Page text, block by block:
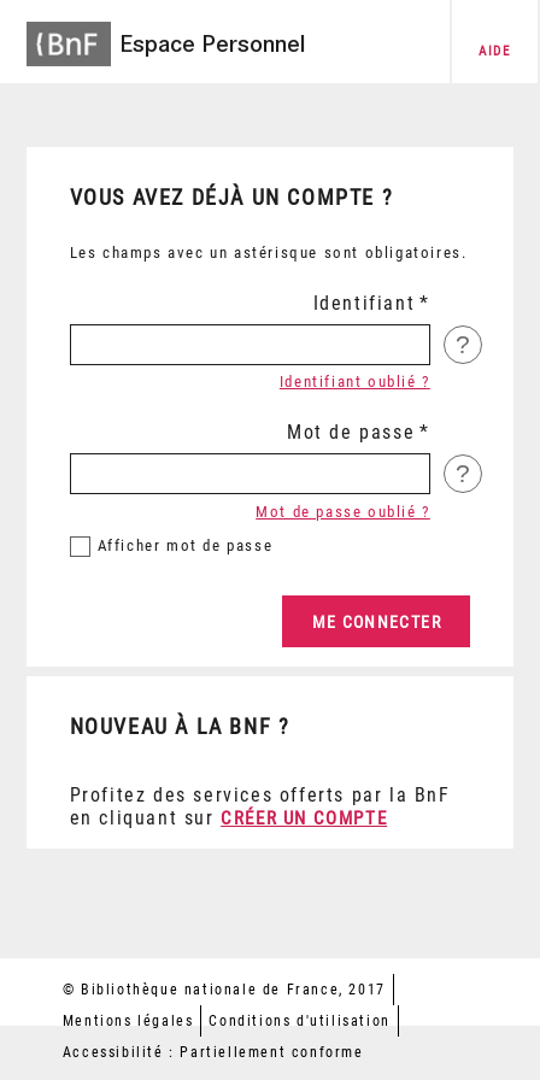
Espace Personnel AIDE
VOUS AVEZ DÉJÀ UN COMPTE ?
Les champs avec un astérisque sont obligatoires.
Identifiant
?
Identifiant oublié ?
Mot de passe
?
Afficher mot de passe
Mot de passe oublié ?
NOUVEAU À LA BNF ?
Profitez des services offerts par la BnF
en cliquant sur CRÉER UN COMPTE
© Bibliothèque nationale de France, 2017
Mentions légales
Conditions d'utilisation
Accessibilité : Partiellement conforme